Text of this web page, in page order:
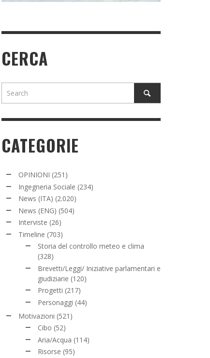
CERCA
CATEGORIE
OPINIONI (251)
Ingegneria Sociale (234)
News (ITA) (2.020)
News (ENG) (504)
Interviste (26)
Timeline (703)
Storia del controllo meteo e clima
(328)
Brevetti/Leggi/ Iniziative parlamentari e
giudiziarie (120)
Progetti (217)
Personaggi (44)
Motivazioni (521)
Cibo (52)
Aria/Acqua (114)
Risorse (95)